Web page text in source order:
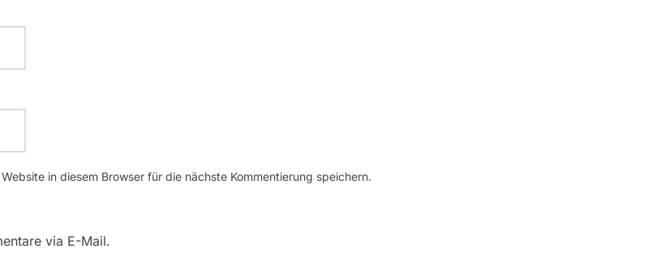
in diesem Browser für die nächste Kommentierung speichern.
via E-Mail.